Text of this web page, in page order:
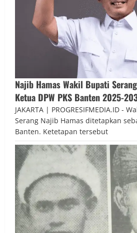
Najib Hamas Wakil Bupati
Ketua DPW PKS Banten 2025-
JAKARTA | PROGRESIFMEDIA.ID -
Serang Najib Hamas ditetapkan
Banten. Ketetapan tersebut